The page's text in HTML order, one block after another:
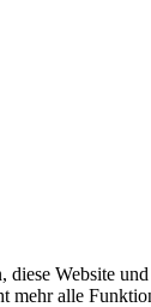
Website
mehr alle